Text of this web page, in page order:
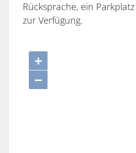
Rücksprache, ein
zur Verfügung.
+
−